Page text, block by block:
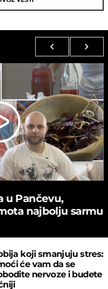
u Pančevu,
najbolju sarmu
koji smanjuju stres:
će vam da se
nervoze i budete